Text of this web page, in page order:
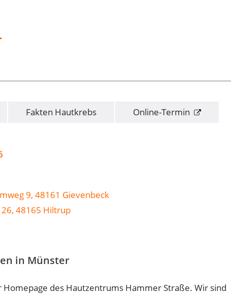
Fakten Hautkrebs Online-Termin
9, 48161 Gievenbeck
48165 Hiltrup
in Münster
des Hautzentrums Hammer Straße. Wir sind